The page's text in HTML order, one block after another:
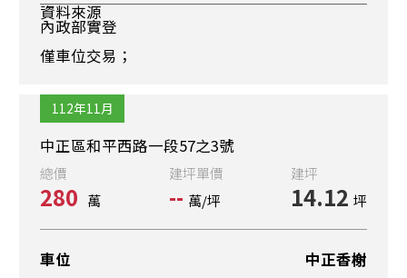
資料來源
內政部實登
僅車位交易；
112年11月
中正區和平西路一段57之3號
總價
280 萬
建坪單價
-- 萬/坪
建坪
14.12 坪
車位
中正香榭